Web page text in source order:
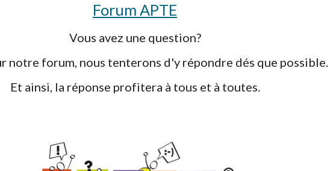
Forum APTE
Vous avez une question?
notre forum, nous tenterons d'y répondre dés que possible.
Et ainsi, la réponse profitera à tous et à toutes.